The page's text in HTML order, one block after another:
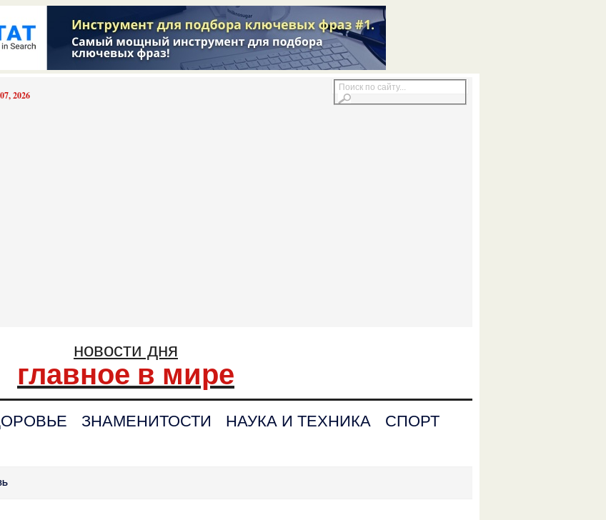
2026
новости дня
главное в мире
ЗНАМЕНИТОСТИ НАУКА И ТЕХНИКА
СПОРТ